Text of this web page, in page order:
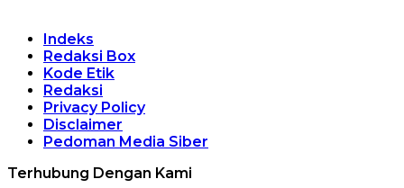
Indeks
Redaksi Box
Kode Etik
Redaksi
Privacy Policy
Disclaimer
Pedoman Media Siber
Terhubung Dengan Kami